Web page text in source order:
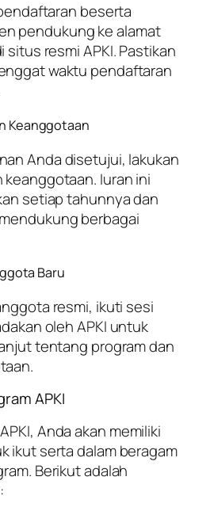
beserta
pendukung ke alamat
resmi APKI. Pastikan
waktu pendaftaran
Keanggotaan
Anda disetujui, lakukan
keanggotaan. Iuran ini
setiap tahunnya dan
berbagai
Baru
resmi, ikuti sesi
oleh APKI untuk
tentang program dan
APKI
Anda akan memiliki
ikut serta dalam beragam
Berikut adalah